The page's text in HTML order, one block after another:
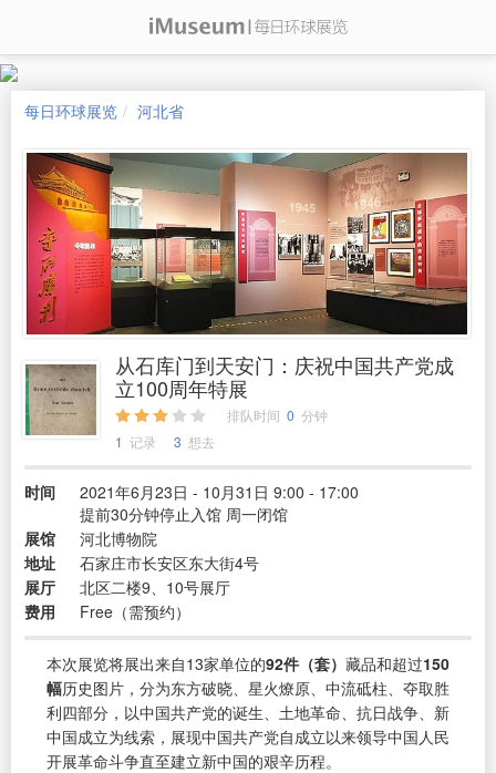
每日环球展览 河北省
从石库门到天安门：庆祝中国共产党成
立100周年特展
排队时间 0 分钟
1 记录 3 想去
时间
2021年6月23日 - 10月31日 9:00 - 17:00
提前30分钟停止入馆 周一闭馆
展馆
河北博物院
地址
石家庄市长安区东大街4号
展厅
北区二楼9、10号展厅
费用
Free（需预约）
本次展览将展出来自13家单位的92件（套） 藏品和超过150
幅历史图片，分为东方破晓、星火燎原、中流砥柱、夺取胜
利四部分，以中国共产党的诞生、土地革命、抗日战争、新
中国成立为线索，展现中国共产党自成立以来领导中国人民
开展革命斗争直至建立新中国的艰辛历程。